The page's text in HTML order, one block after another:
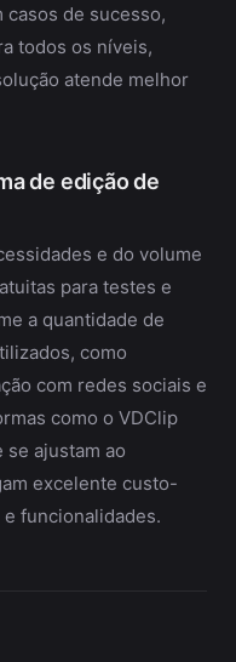
de sucesso,
todos os níveis,
atende melhor
de edição de
e do volume
para testes e
a quantidade de
como
com redes sociais e
como o VDClip
ajustam ao
excelente custo-
funcionalidades.